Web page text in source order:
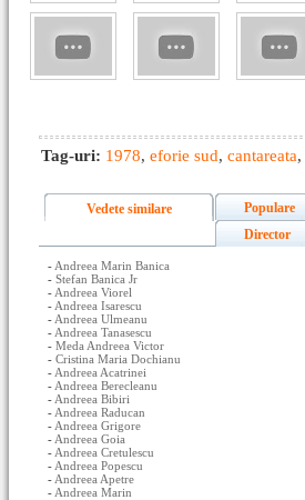
Tag-uri: 1978, eforie sud, cantareata,
Vedete similare Populare
Director
- Andreea Marin Banica
- Stefan Banica Jr
- Andreea Viorel
- Andreea Isarescu
- Andreea Ulmeanu
- Andreea Tanasescu
- Meda Andreea Victor
- Cristina Maria Dochianu
- Andreea Acatrinei
- Andreea Berecleanu
- Andreea Bibiri
- Andreea Raducan
- Andreea Grigore
- Andreea Goia
- Andreea Cretulescu
- Andreea Popescu
- Andreea Apetre
- Andreea Marin